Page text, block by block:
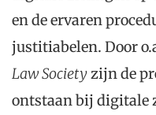
en de ervaren
justitiabelen. Door
Law Society zijn de
ontstaan bij digitale